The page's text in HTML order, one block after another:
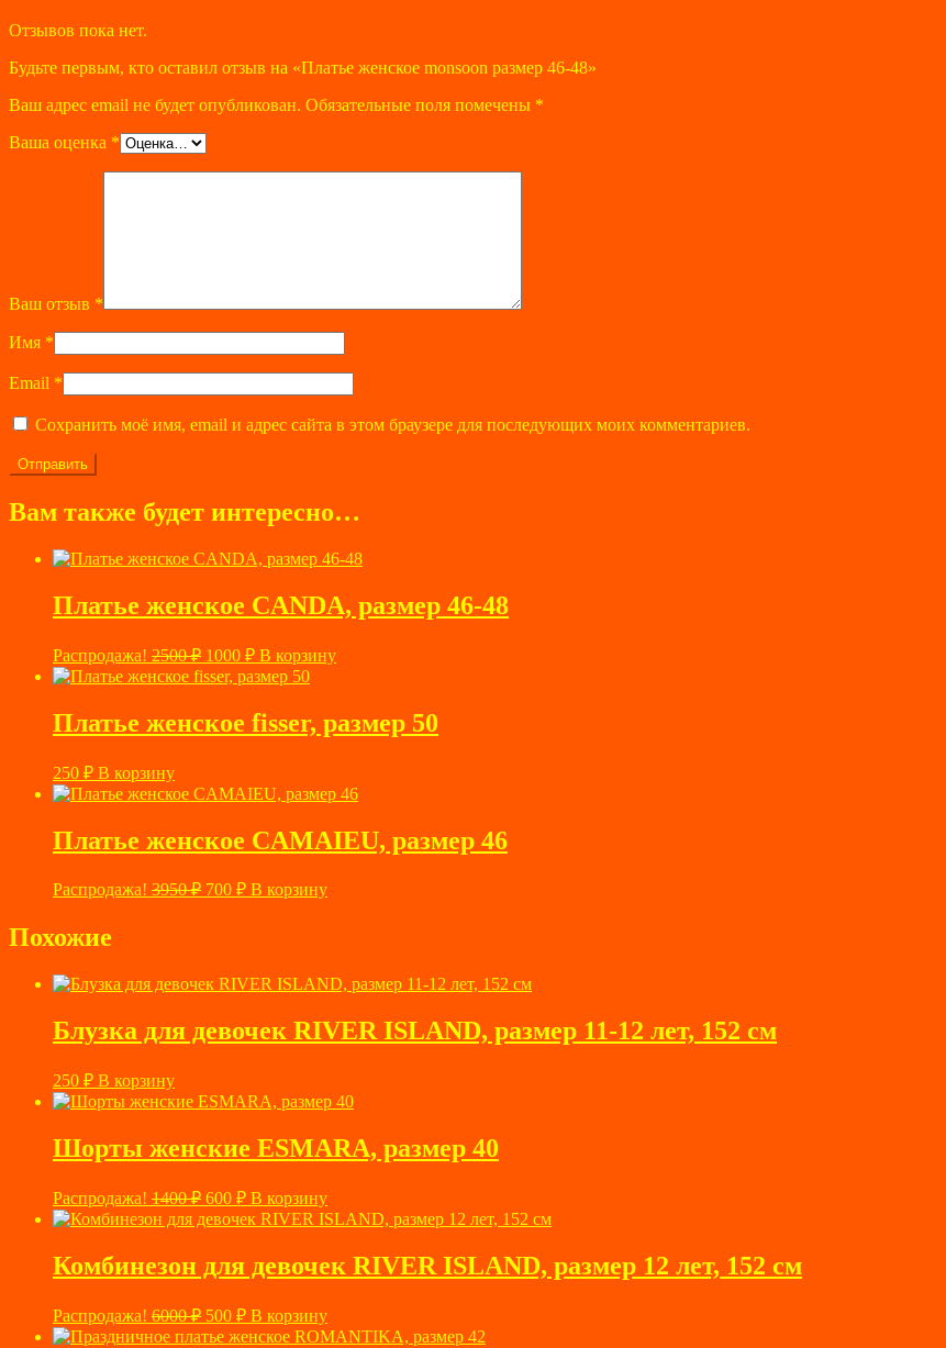
Отзывов пока нет.
Будьте первым, кто оставил отзыв на «Платье женское monsoon размер 46-48»
Ваш адрес email не будет опубликован. Обязательные поля помечены *
Ваша оценка *
Ваш отзыв *
Имя *
Email *
Сохранить моё имя, email и адрес сайта в этом браузере для последующих моих комментариев.
Вам также будет интересно…
Платье женское CANDA, размер 46-48
Распродажа! 2500₽ Первоначальная
цена
составляла
2500 ₽.
1000 ₽Текущая
цена:
В корзину
Платье женское fisser, размер 50
250 ₽ В корзину
Платье женское CAMAIEU, размер 46
Распродажа! 3950₽ Первоначальная
700 ₽Текущая
В корзину
Похожие
Блузка для девочек RIVER ISLAND, размер 11-12 лет, 152 см
250 ₽ В корзину
Шорты женские ESMARA, размер 40
Распродажа! 1400₽ Первоначальная
цена
составляла
600 ₽Текущая
цена:
В корзину
Комбинезон для девочек RIVER ISLAND, размер 12 лет, 152 см
Распродажа! 6000₽ Первоначальная
цена
500 ₽Текущая
цена:
В корзину